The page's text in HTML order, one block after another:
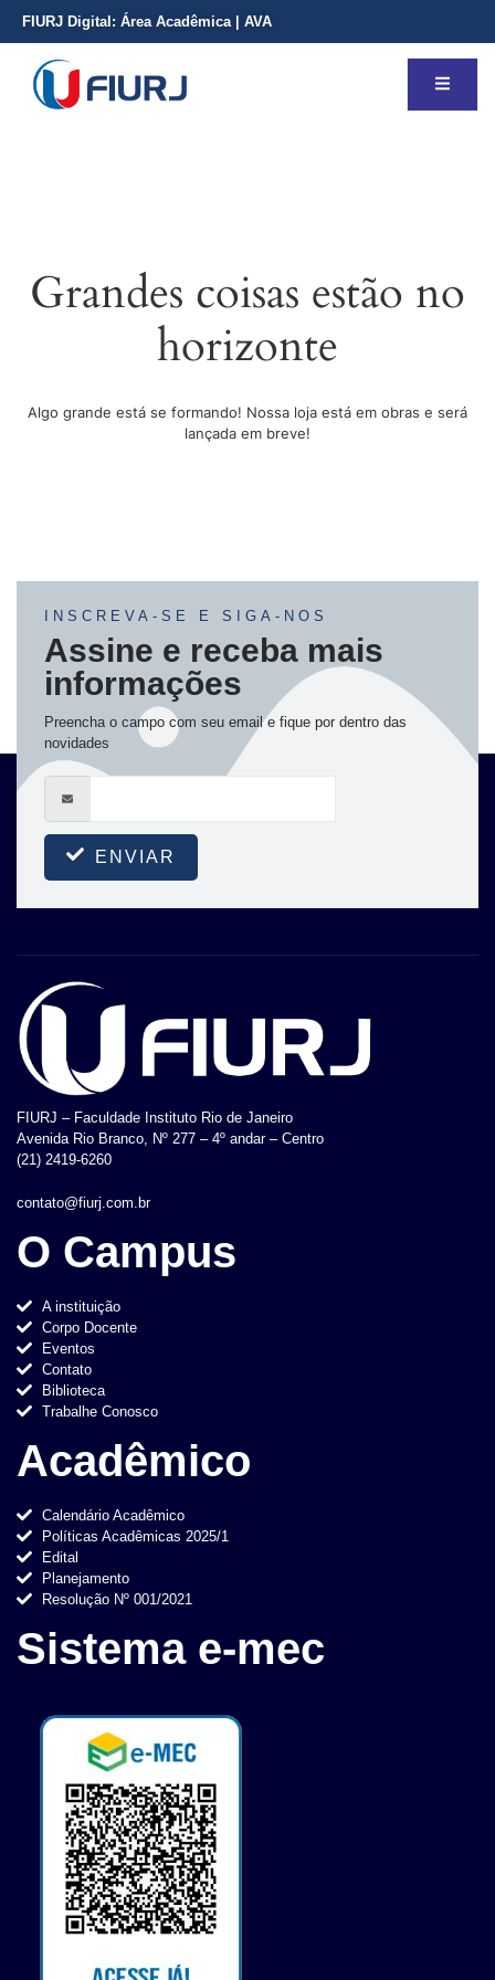
FIURJ Digital: Área Acadêmica AVA
Grandes coisas estão no
horizonte
Algo grande está se formando! Nossa loja está em obras e será
lançada em breve!
INSCREVA-SE E SIGA-NOS
Assine e receba mais
informações
Preencha o campo com seu email e fique por dentro das
novidades
ENVIAR
FIURJ – Faculdade Instituto Rio de Janeiro
Avenida Rio Branco, Nº 277 – 4º andar – Centro
(21) 2419-6260
contato@fiurj.com.br
O Campus
A instituição
Corpo Docente
Eventos
Contato
Biblioteca
Trabalhe Conosco
Acadêmico
Calendário Acadêmico
Políticas Acadêmicas 2025/1
Edital
Planejamento
Resolução Nº 001/2021
Sistema e-mec